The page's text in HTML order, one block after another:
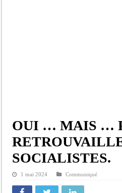
OUI … MAIS …
SOCIALISTES.
1 mai 2024 Communiqué